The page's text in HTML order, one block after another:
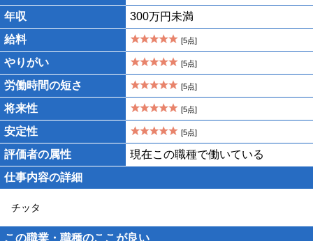
年収
300万円未満
給料
[5点]
やりがい [5点]
労働時間の短さ [5点]
将来性 [5点]
安定性 [5点]
評価者の属性
現在この職種で働いている
仕事内容の詳細
チッタ
この職業・職種のここが良い